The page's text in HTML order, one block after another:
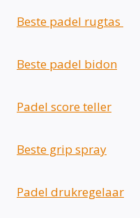
Beste padel rugtas
Beste padel bidon
Padel score teller
Beste grip spray
Padel drukregelaar